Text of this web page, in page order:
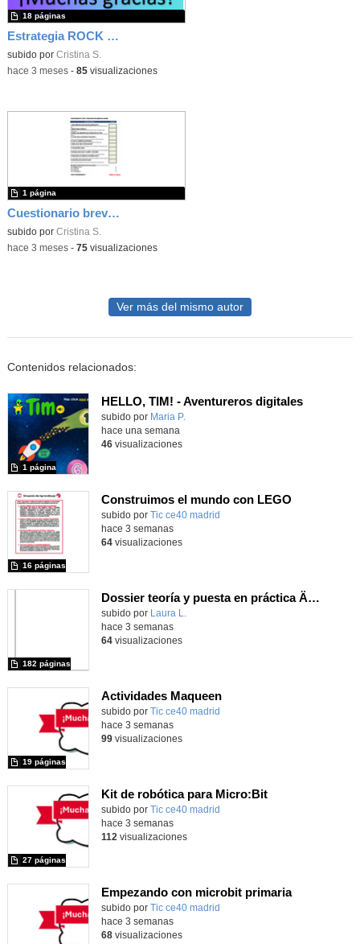
Estrategia ROCK en el aula
subido por Cristina S.
18 páginas
-hace 3 meses- 85visualizaciones
Cuestionario breve Comunicación Hanen
subido por Cristina S.
1 página
-hace 3 meses- 75visualizaciones
Ver más del mismo autor
Contenidos relacionados:
HELLO, TIM! - Aventureros digitales
Contenido educativo.
subido por Maria P.
1 página
hace una semana
46visualizaciones
Construimos el mundo con LEGO
subido por Tic ce40 madrid
16 páginas
hace 3 semanas
64visualizaciones
Dossier teoría y puesta en práctica Äprendizaje Basado en Juegos en Educación Infantil y Primaria
Contenido educativo.
subido por Laura L.
182 páginas
hace 3 semanas
64visualizaciones
Actividades Maqueen
Contenido educativo.
subido por Tic ce40 madrid
19 páginas
hace 3 semanas
99visualizaciones
Kit de robótica para Micro:Bit
Contenido educativo.
subido por Tic ce40 madrid
27 páginas
hace 3 semanas
112 visualizaciones
Empezando con microbit primaria
Contenido educativo.
subido por Tic ce40 madrid
hace 3 semanas
68visualizaciones